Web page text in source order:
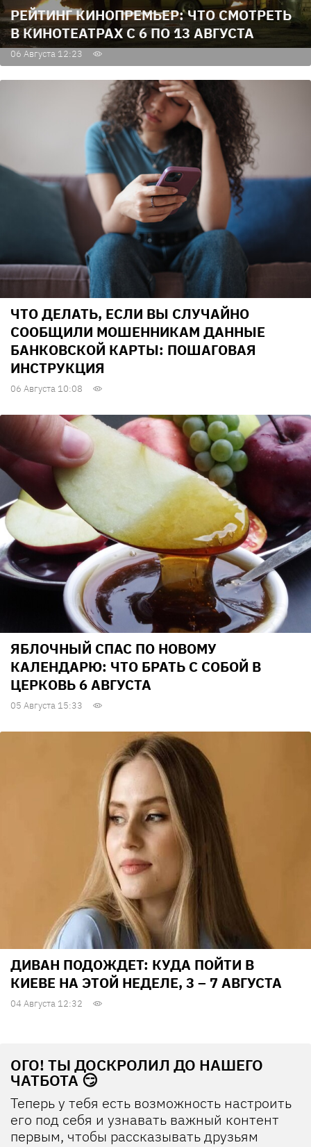
РЕЙТИНГ КИНОПРЕМЬЕР: ЧТО СМОТРЕТЬ
В КИНОТЕАТРАХ С 6 ПО 13 АВГУСТА
06 Августа 12:23
ЧТО ДЕЛАТЬ, ЕСЛИ ВЫ СЛУЧАЙНО
СООБЩИЛИ МОШЕННИКАМ ДАННЫЕ
БАНКОВСКОЙ КАРТЫ: ПОШАГОВАЯ
ИНСТРУКЦИЯ
06 Августа 10:08
ЯБЛОЧНЫЙ СПАС ПО НОВОМУ
КАЛЕНДАРЮ: ЧТО БРАТЬ С СОБОЙ В
ЦЕРКОВЬ 6 АВГУСТА
05 Августа 15:33
ДИВАН ПОДОЖДЕТ: КУДА ПОЙТИ В
КИЕВЕ НА ЭТОЙ НЕДЕЛЕ, 3 – 7 АВГУСТА
04 Августа 12:32
ОГО! ТЫ ДОСКРОЛИЛ ДО НАШЕГО
ЧАТБОТА 😏
Теперь у тебя есть возможность настроить
его под себя и узнавать важный контент
первым, чтобы рассказывать друзьям